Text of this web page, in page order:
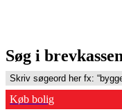
Søg i brevkassen
Køb bolig